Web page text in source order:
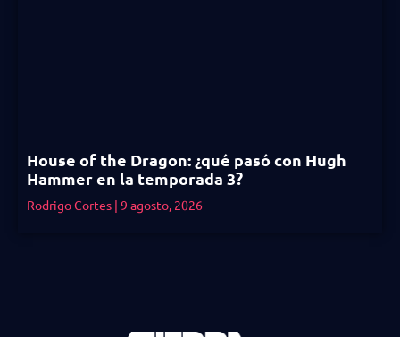
House of the Dragon: ¿qué pasó con Hugh
Hammer en la temporada 3?
Rodrigo Cortes 9 agosto, 2026